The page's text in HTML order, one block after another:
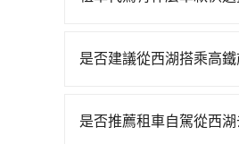
VW為主，其中也有少量
是否建議從西湖搭乘高鐵
21:58，苗栗-左營一天
是否推薦租車自駕從西湖